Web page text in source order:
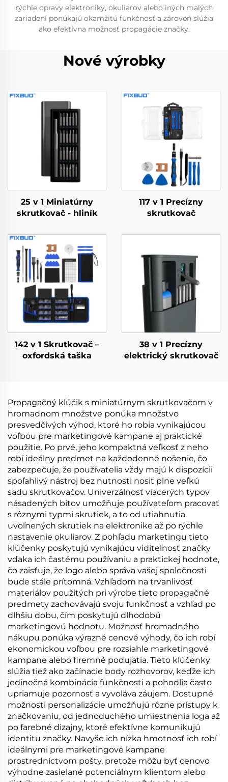
rýchle opravy elektroniky, okuliarov alebo iných malých
zariadení ponúkajú okamžitú funkčnosť a zároveň slúžia
ako efektívna možnosť propagácie značky.
Nové výrobky
25 v 1 Miniatúrny
skrutkovač - hliník
117 v 1 Precízny
skrutkovač
142 v 1 Skrutkovač –
oxfordská taška
38 v 1 Precízny
elektrický skrutkovač
Propagačný kľúčik s miniatúrnym skrutkovačom v
hromadnom množstve ponúka množstvo
presvedčivých výhod, ktoré ho robia vynikajúcou
voľbou pre marketingové kampane aj praktické
použitie. Po prvé, jeho kompaktná veľkosť z neho
robí ideálny predmet na každodenné nošenie, čo
zabezpečuje, že používatelia vždy majú k dispozícii
spoľahlivý nástroj bez nutnosti nosiť plne veľkú
sadu skrutkovačov. Univerzálnosť viacerých typov
násadených bitov umožňuje používateľom pracovať
s rôznymi typmi skrutiek, a to od utiahnutia
uvoľnených skrutiek na elektronike až po rýchle
nastavenie okuliarov. Z pohľadu marketingu tieto
kľúčenky poskytujú vynikajúcu viditeľnosť značky
vďaka ich častému používaniu a praktickej hodnote,
čo zaisťuje, že logo alebo správa vašej spoločnosti
bude stále prítomná. Vzhľadom na trvanlivosť
materiálov použitých pri výrobe tieto propagačné
predmety zachovávajú svoju funkčnosť a vzhľad po
dlhšiu dobu, čím poskytujú dlhodobú
marketingovú hodnotu. Možnosť hromadného
nákupu ponúka výrazné cenové výhody, čo ich robí
ekonomickou voľbou pre rozsiahle marketingové
kampane alebo firemné podujatia. Tieto kľúčenky
slúžia tiež ako začínacie body rozhovorov, keďže ich
jedinečná kombinácia funkčnosti a pohodlia často
upriamuje pozornosť a vyvoláva záujem. Dostupné
možnosti personalizácie umožňujú rôzne prístupy k
značkovaniu, od jednoduchého umiestnenia loga až
po farebné dizajny, ktoré efektívne komunikujú
identitu značky. Navyše ich nízka hmotnosť ich robí
ideálnymi pre marketingové kampane
prostredníctvom pošty, pretože môžu byť cenovo
výhodne zasielané potenciálnym klientom alebo